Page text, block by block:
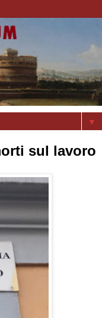
▼
sul lavoro